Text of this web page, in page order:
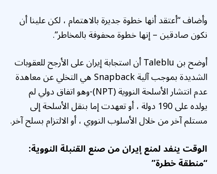
وأضاف “أعتقد أنها خطوة جديرة بالاهتمام ، لكن علينا أن
نكون صادقين – إنها خطوة محفوفة بالمخاطر”.
أوضح بن Taleblu أن استجابة إيران على الأرجح للعقوبات
الشديدة بموجب آلية Snapback هي التخلي عن معاهدة
عدم انتشار الأسلحة النووية (NPT)-وهو اتفاق دولي لم
يولده على 190 دولة ، أو تعهدت إما بنقل الأسلحة إلى
مستلم آخر من خلال الأسلوب النووي ، أو الالتزام بسلح آخر.
الوقت ينفد لمنع إيران من صنع القنبلة النووية:
“منطقة خطرة”